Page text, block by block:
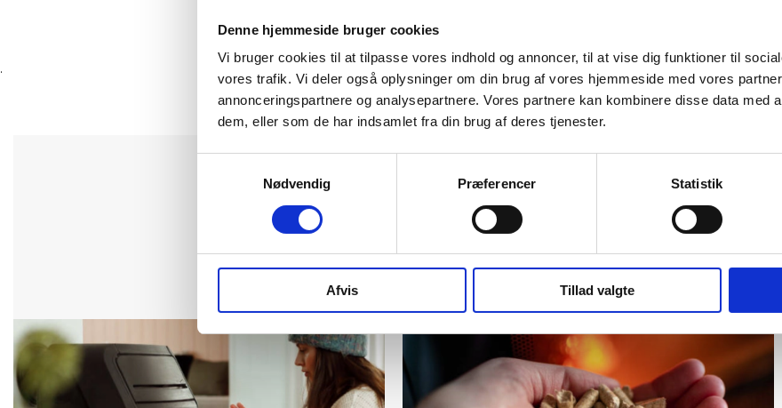
Denne hjemmeside bruger cookies
Vi bruger cookies til at tilpasse vores indhold og annoncer, til at vise dig funktioner til
vores trafik. Vi deler også oplysninger om din brug af vores hjemmeside med vores
annonceringspartnere og analysepartnere. Vores partnere kan kombinere disse data med
dem, eller som de har indsamlet fra din brug af deres tjenester.
Nødvendig
Præferencer Statistik
Afvis Tillad valgte
.
Guides og viden
Gå til vidensbasen